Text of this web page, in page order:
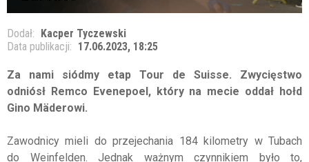
Dodał: Kacper Tyczewski
Data publikacji: 17.06.2023, 18:25
Za nami siódmy etap Tour de Suisse. Zwycięstwo
odniósł Remco Evenepoel, który na mecie oddał hołd
Gino Mäderowi.
Zawodnicy mieli do przejechania 184 kilometry w Tubach
do Weinfelden. Jednak ważnym czynnikiem było to,